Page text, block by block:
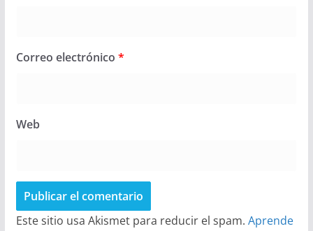
Correo electrónico *
Web
Este sitio usa Akismet para reducir el spam. Aprende